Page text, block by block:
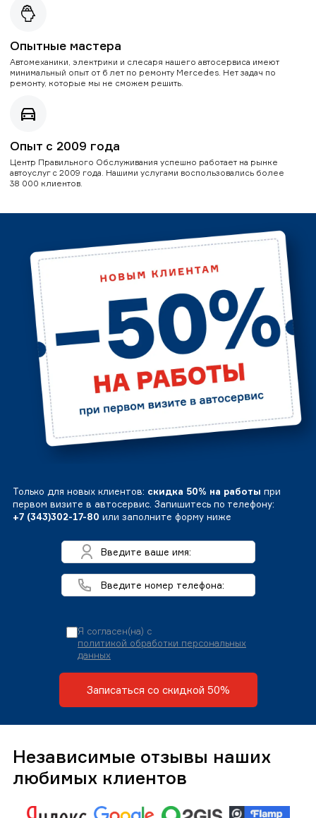
Опытные мастера
Автомеханики, электрики и слесаря нашего автосервиса имеют
минимальный опыт от 6 лет по ремонту Mercedes. Нет задач по
ремонту, которые мы не сможем решить.
Опыт с 2009 года
Центр Правильного Обслуживания успешно работает на рынке
автоуслуг с 2009 года. Нашими услугами воспользовались более
38 000 клиентов.
Только для новых клиентов: скидка 50% на работы при
первом визите в автосервис. Запишитесь по телефону:
+7 (343)302-17-80 или заполните форму ниже
Я согласен(на) с
политикой обработки персональных
данных
Записаться со скидкой 50%
Независимые отзывы наших
любимых клиентов